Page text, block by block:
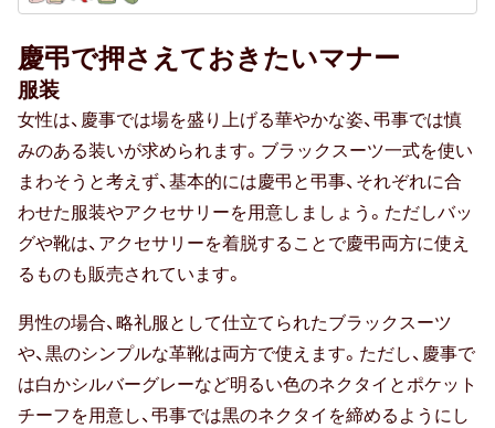
上司・先輩
同僚
80代女性
部下・後輩
90代女性
30代男性
慶弔で押さえておきたいマナー
服装
女性は、慶事では場を盛り上げる華やかな姿、弔事では慎
みのある装いが求められます。ブラックスーツ一式を使い
まわそうと考えず、基本的には慶弔と弔事、それぞれに合
わせた服装やアクセサリーを用意しましょう。ただしバッ
グや靴は、アクセサリーを着脱することで慶弔両方に使え
るものも販売されています。
男性の場合、略礼服として仕立てられたブラックスーツ
や、黒のシンプルな革靴は両方で使えます。ただし、慶事で
は白かシルバーグレーなど明るい色のネクタイとポケット
チーフを用意し、弔事では黒のネクタイを締めるようにし